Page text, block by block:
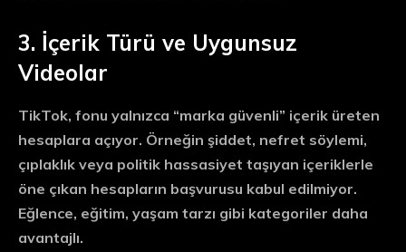
3. İçerik Türü ve Uygunsuz
Videolar
TikTok, fonu yalnızca “marka güvenli” içerik üreten
hesaplara açıyor. Örneğin şiddet, nefret söylemi,
çıplaklık veya politik hassasiyet taşıyan içeriklerle
öne çıkan hesapların başvurusu kabul edilmiyor.
Eğlence, eğitim, yaşam tarzı gibi kategoriler daha
avantajlı.